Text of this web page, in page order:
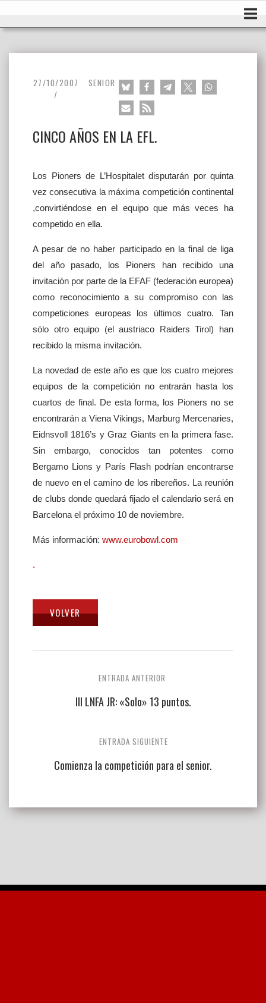
27/10/2007 SENIOR
CINCO AÑOS EN LA EFL.
Los Pioners de L’Hospitalet disputarán por quinta
vez consecutiva la máxima competición continental
,convirtiéndose en el equipo que más veces ha
competido en ella.
A pesar de no haber participado en la final de liga
del año pasado, los Pioners han recibido una
invitación por parte de la EFAF (federación europea)
como reconocimiento a su compromiso con las
competiciones europeas los últimos cuatro. Tan
sólo otro equipo (el austriaco Raiders Tirol) han
recibido la misma invitación.
La novedad de este año es que los cuatro mejores
equipos de la competición no entrarán hasta los
cuartos de final. De esta forma, los Pioners no se
encontrarán a Viena Vikings, Marburg Mercenaries,
Eidnsvoll 1816’s y Graz Giants en la primera fase.
Sin embargo, conocidos tan potentes como
Bergamo Lions y París Flash podrían encontrarse
de nuevo en el camino de los ribereños. La reunión
de clubs donde quedará fijado el calendario será en
Barcelona el próximo 10 de noviembre.
Más información: www.eurobowl.com
.
ENTRADA ANTERIOR
III LNFA JR: «Solo» 13 puntos.
ENTRADA SIGUIENTE
Comienza la competición para el senior.